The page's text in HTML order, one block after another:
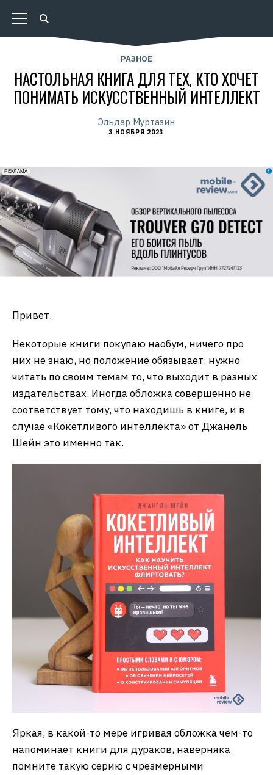
РАЗНОЕ
НАСТОЛЬНАЯ КНИГА ДЛЯ ТЕХ, КТО ХОЧЕТ
ПОНИМАТЬ ИСКУССТВЕННЫЙ ИНТЕЛЛЕКТ
Эльдар Муртазин
3 НОЯБРЯ 2023
erid: 2VfnxxmNzs5
РЕКЛАМА
Привет.
Некоторые книги покупаю наобум, ничего про
них не знаю, но положение обязывает, нужно
читать по своим темам то, что выходит в разных
издательствах. Иногда обложка совершенно не
соответствует тому, что находишь в книге, и в
случае «Кокетливого интеллекта» от Джанель
Шейн это именно так.
Яркая, в какой-то мере игривая обложка чем-то
напоминает книги для дураков, наверняка
помните такую серию с чрезмерными